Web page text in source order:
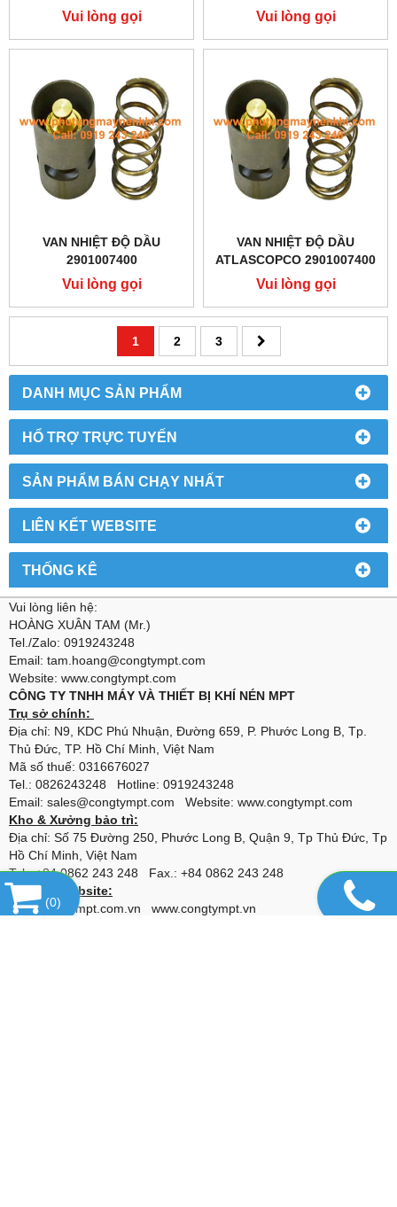
DANH MỤC SẢN PHẨM
HỔ TRỢ TRỰC TUYẾN
SẢN PHẨM BÁN CHẠY NHẤT
LIÊN KẾT WEBSITE
THỐNG KÊ
Vui lòng gọi Vui lòng gọi
VAN NHIỆT ĐỘ DẦU
2901007400
Vui lòng gọi
VAN NHIỆT ĐỘ DẦU
ATLASCOPCO 2901007400
Vui lòng gọi
1 2 3
Vui lòng liên hệ:
HOÀNG XUÂN TAM (Mr.)
Tel./Zalo: 0919243248
Email: tam.hoang@congtympt.com
Website: www.congtympt.com
CÔNG TY TNHH MÁY VÀ THIẾT BỊ KHÍ NÉN MPT
Trụ sở chính:
Địa chỉ: N9, KDC Phú Nhuận, Đường 659, P. Phước Long B, Tp.
Thủ Đức, TP. Hồ Chí Minh, Việt Nam
Mã số thuế: 0316676027
Tel.: 0826243248 Hotline: 0919243248
Email: sales@congtympt.com Website: www.congtympt.com
Kho & Xưởng bảo trì:
Địa chỉ: Số 75 Đường 250, Phước Long B, Quận 9, Tp Thủ Đức, Tp
Hồ Chí Minh, Việt Nam
Tel.: +84 0862 243 248 Fax.: +84 0862 243 248
Liên kết website:
www.congtympt.com.vn
www.congtympt.vn
(0)